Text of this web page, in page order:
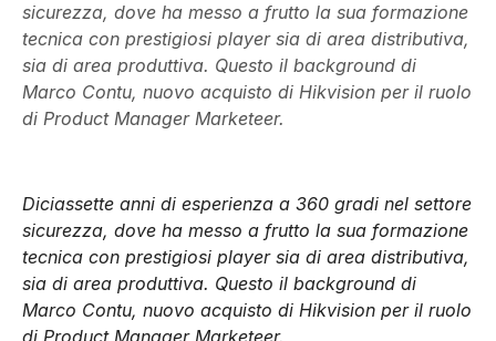
sicurezza, dove ha messo a frutto la sua formazione
tecnica con prestigiosi player sia di area distributiva,
sia di area produttiva. Questo il background di
Marco Contu, nuovo acquisto di Hikvision per il ruolo
di Product Manager Marketeer.
Diciassette anni di esperienza a 360 gradi nel settore
sicurezza, dove ha messo a frutto la sua formazione
tecnica con prestigiosi player sia di area distributiva,
sia di area produttiva. Questo il background di
Marco Contu, nuovo acquisto di Hikvision per il ruolo
di Product Manager Marketeer.